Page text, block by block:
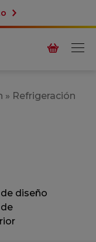
» Refrigeración
diseño